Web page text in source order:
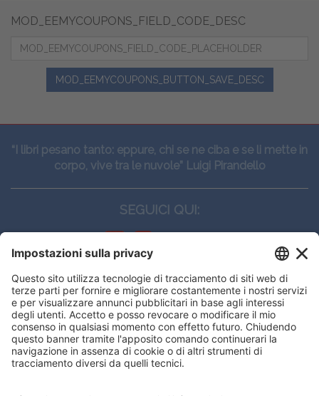
MOD_EEMYCOUPONS_FIELD_CODE_DESC
MOD_EEMYCOUPONS_BUTTON_SAVE_DESC
“I libri pesano tanto: eppure, chi se ne ciba e se li mette in
corpo, vive tra le nuvole” Luigi Pirandello
SEGUICI QUI:
CONTATTI
Edi.Ermes srl
Viale E. Forlanini, 21 - 20134, Milano
(+39)027021121
E-mail:eeinfo@eenet.it